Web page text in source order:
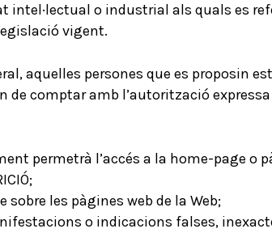
intel·lectual o industrial als quals es
vigent.
aquelles persones que es proposin
de comptar amb l’autorització expressa
permetrà l’accés a la home-page o
sobre les pàgines web de la Web;
o indicacions falses, inexactes